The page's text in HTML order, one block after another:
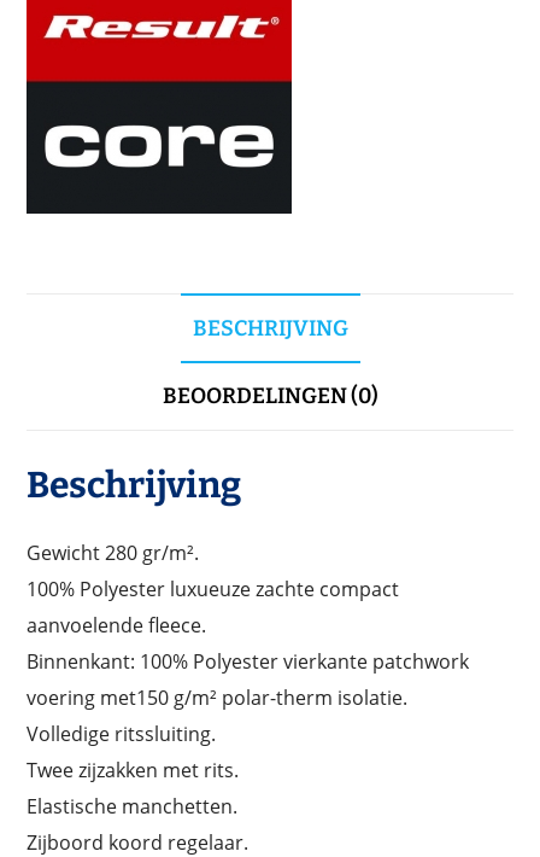
BESCHRIJVING
BEOORDELINGEN (0)
Beschrijving
Gewicht 280 gr/m².
100% Polyester luxueuze zachte compact
aanvoelende fleece.
Binnenkant: 100% Polyester vierkante patchwork
voering met150 g/m² polar-therm isolatie.
Volledige ritssluiting.
Twee zijzakken met rits.
Elastische manchetten.
Zijboord koord regelaar.